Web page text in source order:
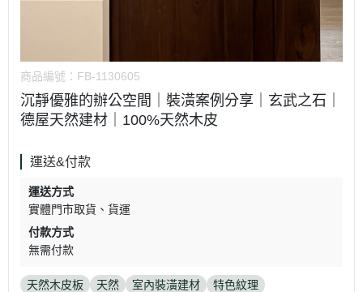
商品編號： FB-1130605
沉靜優雅的辦公空間｜裝潢案例分享｜玄武之石｜
德屋天然建材｜100%天然木皮
運送&付款
運送方式
實體門市取貨
貨運
付款方式
無需付款
天然木皮板 天然 室內裝潢建材 特色紋理